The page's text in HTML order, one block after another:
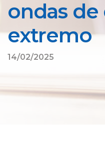
ondas de
extremo
14/02/2025